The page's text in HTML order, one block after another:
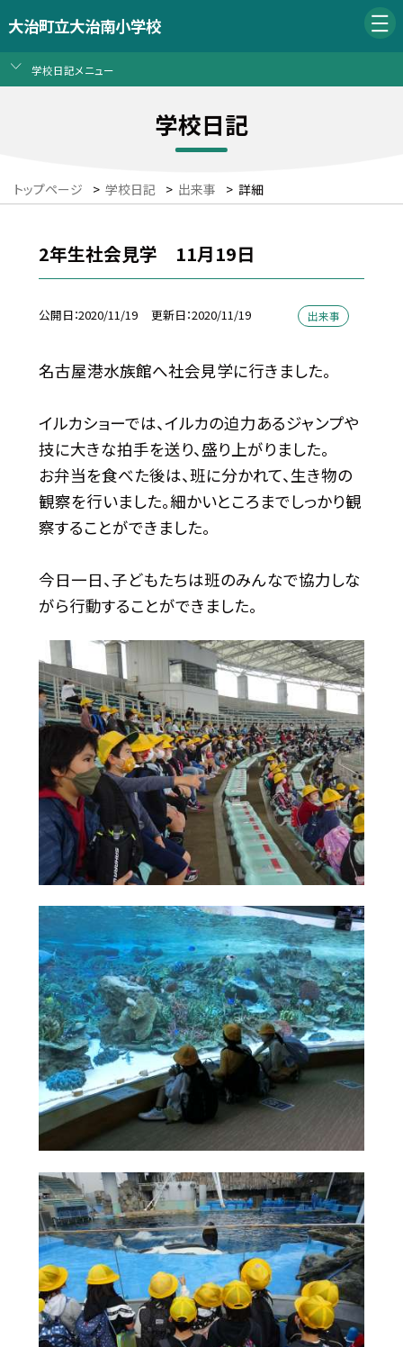
大治町立大治南小学校
学校日記メニュー
学校日記
トップページ > 学校日記 > 出来事 > 詳細
2年生社会見学 11月19日
公開日 2020/11/19 更新日 2020/11/19 出来事
名古屋港水族館へ社会見学に行きました。
イルカショーでは、イルカの迫力あるジャンプや
技に大きな拍手を送り、盛り上がりました。
お弁当を食べた後は、班に分かれて、生き物の
観察を行いました。細かいところまでしっかり観
察することができました。
今日一日、子どもたちは班のみんなで協力しな
がら行動することができました。